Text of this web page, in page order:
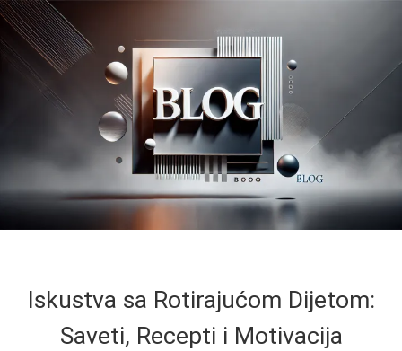
Iskustva sa Rotirajućom Dijetom:
Saveti, Recepti i Motivacija